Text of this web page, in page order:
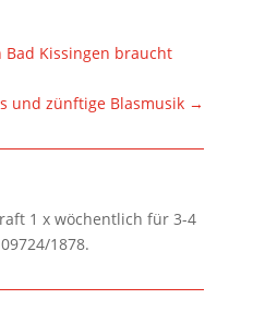
Kissingen braucht
und zünftige Blasmusik →
1 x wöchentlich für 3-4
1878.